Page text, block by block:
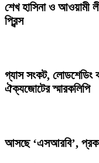
শেখ হাসিনা ও আওয়ামী
প্রিন্স
গ্যাস সংকট, লোডশেডিং
ঐক্যজোটের স্মারকলিপি
আসছে ‘এসআরবি’,